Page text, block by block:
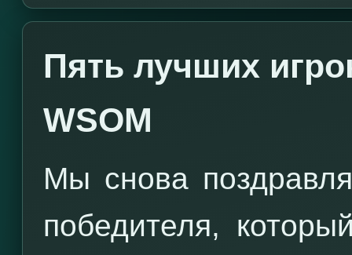
Пять лучших
WSOM
Мы снова
победителя,